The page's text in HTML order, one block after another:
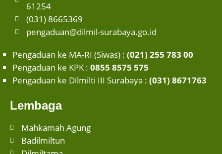
61254
(031) 8665369
pengaduan@dilmil-surabaya.go.id
Pengaduan ke MA-RI (Siwas) : (021) 255 783 00
Pengaduan ke KPK : 0855 8575 575
Pengaduan ke Dilmilti III Surabaya : (031) 8671763
Lembaga
Mahkamah Agung
Badilmiltun